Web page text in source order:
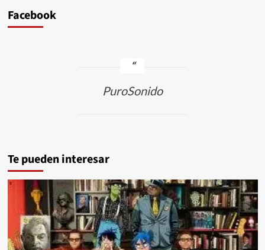
Facebook
PuroSonido
Te pueden interesar